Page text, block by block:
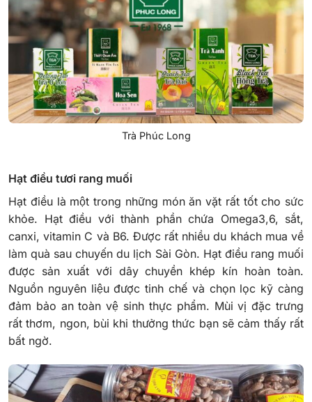
Trà Phúc Long
Hạt điều tươi rang muối
Hạt điều là một trong những món ăn vặt rất tốt cho sức
khỏe. Hạt điều với thành phần chứa Omega3,6, sắt,
canxi, vitamin C và B6. Được rất nhiều du khách mua về
làm quà sau chuyến du lịch Sài Gòn. Hạt điều rang muối
được sản xuất với dây chuyền khép kín hoàn toàn.
Nguồn nguyên liệu được tinh chế và chọn lọc kỹ càng
đảm bảo an toàn vệ sinh thực phẩm. Mùi vị đặc trưng
rất thơm, ngon, bùi khi thưởng thức bạn sẽ cảm thấy rất
bất ngờ.